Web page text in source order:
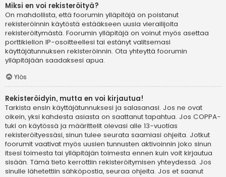
Miksi en voi rekisteröityä?
On mahdollista, että foorumin ylläpitäjä on poistanut
rekisteröinnin käytöstä estääkseen uusia vierailijoita
rekisteröitymästä. Foorumin ylläpitäjä on voinut myös asettaa
porttikiellon IP-osoitteellesi tai estänyt valitsemasi
käyttäjätunnuksen rekisteröinnin. Ota yhteyttä foorumin
ylläpitäjään saadaksesi apua.
Ylös
Rekisteröidyin, mutta en voi kirjautua!
Tarkista ensin käyttäjätunnuksesi ja salasanasi. Jos ne ovat
oikein, yksi kahdesta asiasta on saattanut tapahtua. Jos COPPA-
tuki on käytössä ja määrittelit olevasi alle 13-vuotias
rekisteröityessäsi, sinun tulee seurata saamiasi ohjeita. Jotkut
foorumit vaativat myös uusien tunnusten aktivoinnin joko sinun
itsesi toimesta tai ylläpitäjän toimesta ennen kuin voit kirjautua
sisään. Tämä tieto kerrottiin rekisteröitymisen yhteydessä. Jos
sinulle lähetettiin sähköpostia, seuraa ohjeita. Jos et saanut